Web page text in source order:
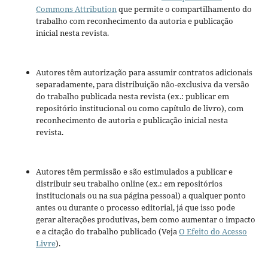
Commons Attributionque permite o compartilhamento do
trabalho com reconhecimento da autoria e publicação
inicial nesta revista.
Autores têm autorização para assumir contratos adicionais
separadamente, para distribuição não-exclusiva da versão
do trabalho publicada nesta revista (ex.: publicar em
repositório institucional ou como capítulo de livro), com
reconhecimento de autoria e publicação inicial nesta
revista.
Autores têm permissão e são estimulados a publicar e
distribuir seu trabalho online (ex.: em repositórios
institucionais ou na sua página pessoal) a qualquer ponto
antes ou durante o processo editorial, já que isso pode
gerar alterações produtivas, bem como aumentar o impacto
e a citação do trabalho publicado (VejaO Efeito do Acesso
Livre).